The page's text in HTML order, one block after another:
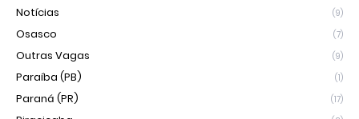
Notícias (9)
Osasco (7)
Outras Vagas (9)
Paraíba (PB) (1)
Paraná (PR) (17)